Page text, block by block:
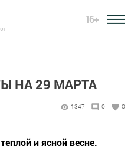
16+
НА 29 МАРТА
1347 0 0
и ясной весне.